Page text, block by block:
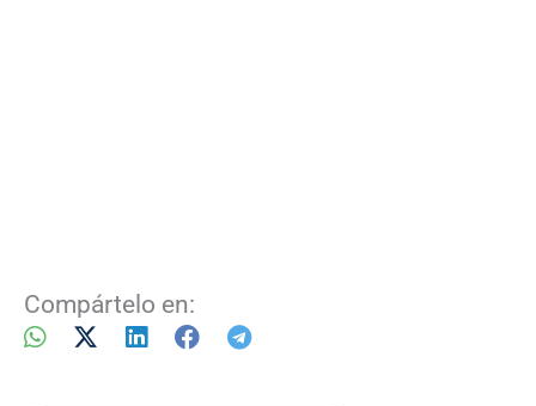
Compártelo en: